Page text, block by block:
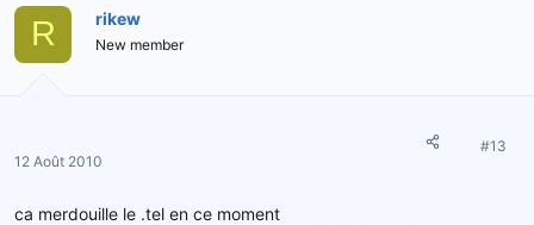
R rikew
New member
12 Août 2010
#13
ca merdouille le .tel en ce moment